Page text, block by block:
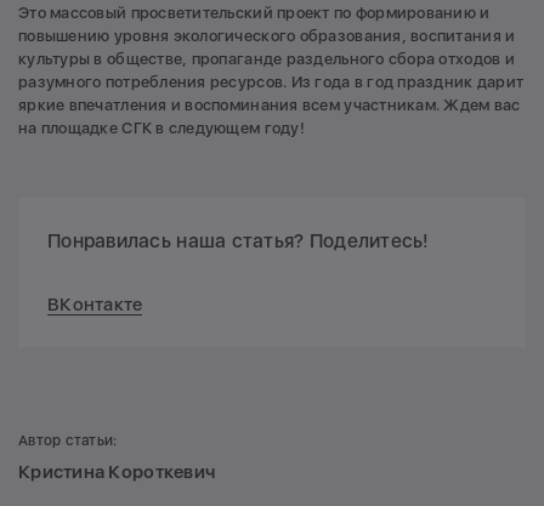
Это массовый просветительский проект по формированию и
повышению уровня экологического образования, воспитания и
культуры в обществе, пропаганде раздельного сбора отходов и
разумного потребления ресурсов. Из года в год праздник дарит
яркие впечатления и воспоминания всем участникам. Ждем вас
на площадке СГК в следующем году!
Понравилась наша статья? Поделитесь!
ВКонтакте
Автор статьи:
Кристина Короткевич